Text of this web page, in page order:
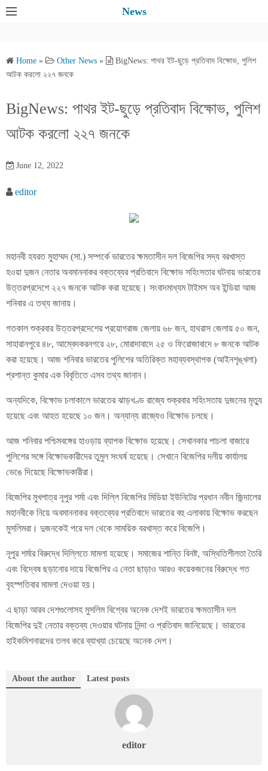
News
Home » Other News »
BigNews: পাথর ইট-ছুড়ে প্রতিবাদ বিক্ষোভ, পুলিশ
আটক করলো ২২৭ জনকে
BigNews: পাথর ইট-ছুড়ে প্রতিবাদ বিক্ষোভ, পুলিশ
আটক করলো ২২৭ জনকে
June 12, 2022
editor
মহানবী হযরত মুহাম্মদ (সা.) সম্পর্কে ভারতের ক্ষমতাসীন দল বিজেপির সদ্য বরখাস্ত
হওয়া দুজন নেতার অবমাননাকর বক্তব্যের প্রতিবাদে বিক্ষোভ সহিংসতার ঘটনায় ভারতের
উত্তরপ্রদেশে ২২৭ জনকে আটক করা হয়েছে। সংবাদমাধ্যম টাইমস অব ইন্ডিয়া আজ
শনিবার এ তথ্য জানায়।
গতকাল শুক্রবার উত্তরপ্রদেশের প্রয়োগরাজ জেলায় ৬৮ জন, হাথরাস জেলায় ৫০ জন,
সাহারানপুরে ৪৮, আম্বেদকরনগরে ২৮, মোরাদাবাদে ২৫ ও ফিরোজাবাদে ৮ জনকে আটক
করা হয়েছে। আজ শনিবার ভারতের পুলিশের অতিরিক্ত মহাব্যবস্থাপক (আইনশৃঙ্খলা)
প্রশান্ত কুমার এক বিবৃতিতে এসব তথ্য জানান।
অন্যদিকে, বিক্ষোভ চলাকালে ভারতের ঝাড়খণ্ড রাজ্যে শুক্রবার সহিংসতায় দুজনের মৃত্যু
হয়েছে এবং আহত হয়েছে ১০ জন। অন্যান্য রাজ্যেও বিক্ষোভ চলছে।
আজ শনিবার পশ্চিমবঙ্গের হাওড়ায় ব্যাপক বিক্ষোভ হয়েছে। সেখানকার পাচলা বাজারে
পুলিশের সঙ্গে বিক্ষোভকারীদের তুমুল সংঘর্ষ হয়েছে। সেখানে বিজেপির দলীয় কার্যালয়
ভেঙে দিয়েছে বিক্ষোভকারীরা।
বিজেপির মুখপাত্র নূপুর শর্মা এবং দিল্লি বিজেপির মিডিয়া ইউনিটের প্রধান নবীন জিন্দালের
মহানবীকে নিয়ে অবমাননাকর বক্তব্যের প্রতিবাদে ভারতের বহু এলাকায় বিক্ষোভ করছেন
মুসলিমরা। দুজনকেই পরে দল থেকে সাময়িক বরখাস্ত করে বিজেপি।
নূপুর শর্মার বিরুদ্ধে দিল্লিতে মামলা হয়েছে। সমাজের শান্তি বিনষ্ট, অস্থিতিশীলতা তৈরি
এবং বিদ্বেষ ছড়ানোর দায়ে বিজেপির এ নেতা ছাড়াও আরও কয়েকজনের বিরুদ্ধে গত
বৃহস্পতিবার মামলা দেওয়া হয়।
এ ছাড়া আরব দেশগুলোসহ মুসলিম বিশ্বের অনেক দেশই ভারতের ক্ষমতাসীন দল
বিজেপির দুই নেতার বক্তব্য দেওয়ার ঘটনায় নিন্দা ও প্রতিবাদ জানিয়েছে। ভারতের
হাইকমিশনারদের তলব করে ব্যাখ্যা চেয়েছে অনেক দেশ।
About the author Latest posts
editor